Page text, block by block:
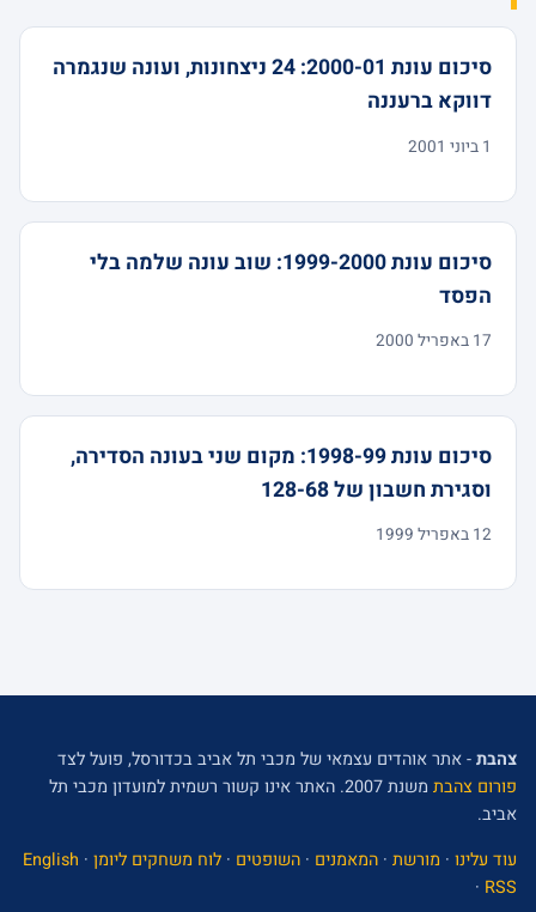
סיכום עונת 2000-01: 24 ניצחונות, ועונה שנגמרה
דווקא ברעננה
1 ביוני 2001
סיכום עונת 1999-2000: שוב עונה שלמה בלי
הפסד
17 באפריל 2000
סיכום עונת 1998-99: מקום שני בעונה הסדירה,
וסגירת חשבון של 128-68
12 באפריל 1999
צהבת- אתר אוהדים עצמאי של מכבי תל אביב בכדורסל, פועל לצד
פורום צהבת
משנת 2007. האתר אינו קשור רשמית למועדון מכבי תל
אביב.
עוד עלינו · מורשת · המאמנים · השופטים · לוח משחקים ליומן ·
English
· RSS